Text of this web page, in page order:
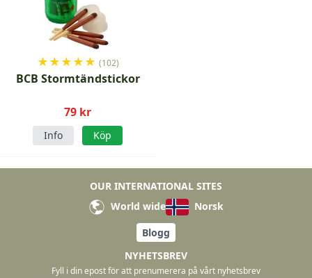
★★★★★ (102)
BCB Stormtändstickor
79 kr
Info Köp
OUR INTERNATIONAL SITES
World wide
Norsk
Blogg
NYHETSBREV
Fyll i din epost för att prenumerera på vårt nyhetsbrev